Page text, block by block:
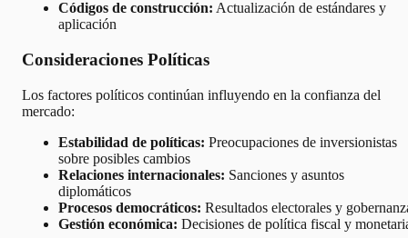
Códigos de construcción: Actualización de estándares y
aplicación
Consideraciones Políticas
Los factores políticos continúan influyendo en la confianza del
mercado:
Estabilidad de políticas: Preocupaciones de inversionistas
sobre posibles cambios
Relaciones internacionales: Sanciones y asuntos
diplomáticos
Procesos democráticos: Resultados electorales y
Gestión económica: Decisiones de política fiscal y